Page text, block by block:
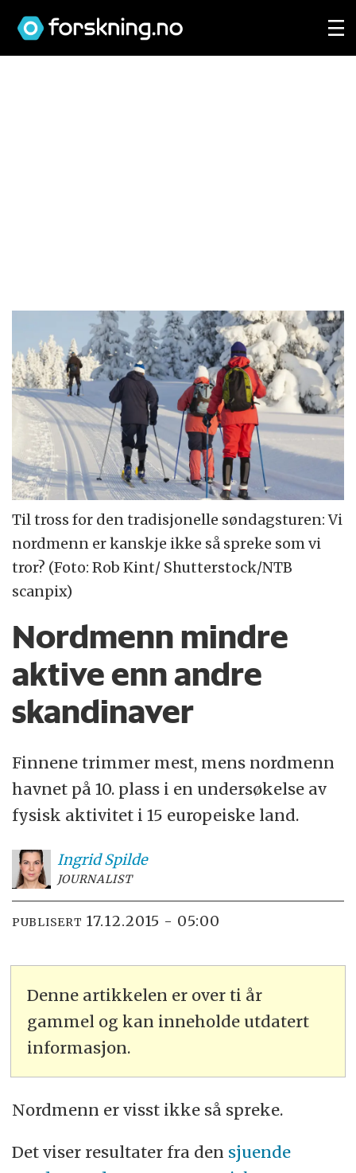
Til tross for den tradisjonelle søndagsturen: Vi
nordmenn er kanskje ikke så spreke som vi
tror? (Foto: Rob Kint/ Shutterstock/NTB
scanpix)
Nordmenn mindre
aktive enn andre
skandinaver
Finnene trimmer mest, mens nordmenn
havnet på 10. plass i en undersøkelse av
fysisk aktivitet i 15 europeiske land.
Ingrid Spilde
JOURNALIST
PUBLISERT 17.12.2015 - 05:00
Denne artikkelen er over ti år
gammel og kan inneholde utdatert
informasjon.
Nordmenn er visst ikke så spreke.
Det viser resultater fra den sjuende